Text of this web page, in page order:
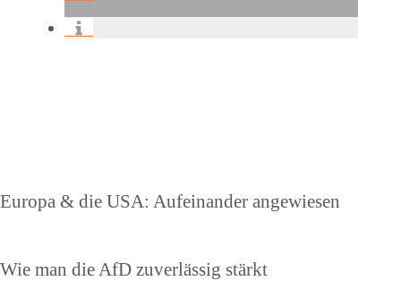
Vorheriger
Europa & die USA: Aufeinander angewiesen
Nächster
Wie man die AfD zuverlässig stärkt